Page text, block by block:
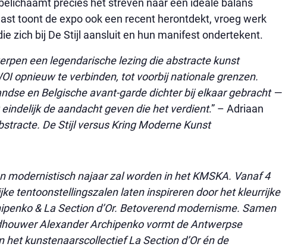
precies het streven naar een ideale balans
toont de expo ook een recent herontdekt, vroeg werk
zich bij De Stijl aansluit en hun manifest ondertekent.
een legendarische lezing die abstracte kunst
opnieuw te verbinden, tot voorbij nationale grenzen.
en Belgische avant-garde dichter bij elkaar gebracht —
de aandacht geven die het verdient.” – Adriaan
De Stijl versus Kring Moderne Kunst
najaar zal worden in het KMSKA. Vanaf 4
tentoonstellingszalen laten inspireren door het kleurrijke
& La Section d’Or. Betoverend modernisme. Samen
Alexander Archipenko vormt de Antwerpse
kunstenaarscollectief La Section d’Or én de